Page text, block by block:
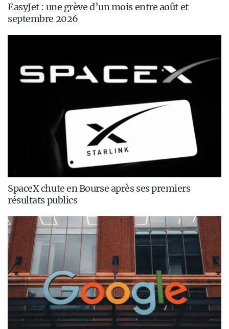
EasyJet : une grève d’un mois entre août et
septembre 2026
SpaceX chute en Bourse après ses premiers
résultats publics